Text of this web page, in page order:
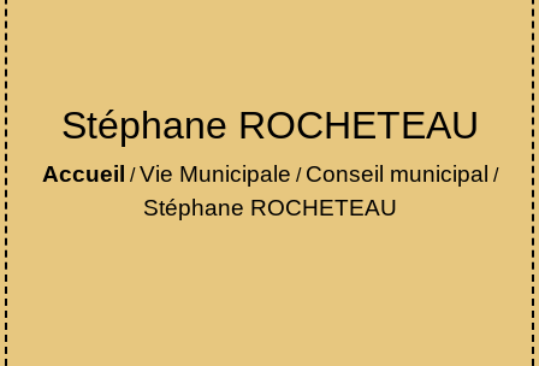
Stéphane ROCHETEAU
Accueil /Vie Municipale / Conseil municipal /
Stéphane ROCHETEAU